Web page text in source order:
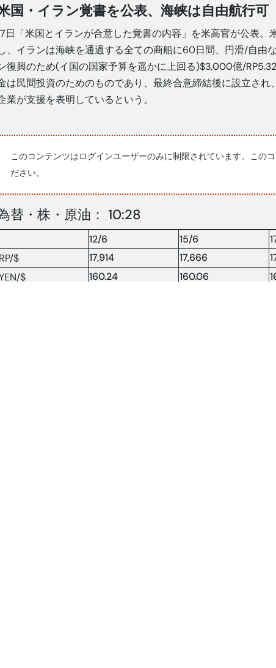
国・イラン覚書を公表、海峡は自由航行可
日「米国とイランが合意した覚書の内容」を米高官が公表。
、イランは海峡を通過する全ての商船に60日間、円滑/自由
復興のため(イ国の国家予算を遥かに上回る)$3,000億/
は民間投資のためのものであり、最終合意締結後に設立さ
業が支援を表明しているという。
このコンテンツはログインユーザーのみに制限されています。この
ださい。
替・株・原油： 10:28
12/6 15/6
$
17,914 17,666
$
160.24 160.06